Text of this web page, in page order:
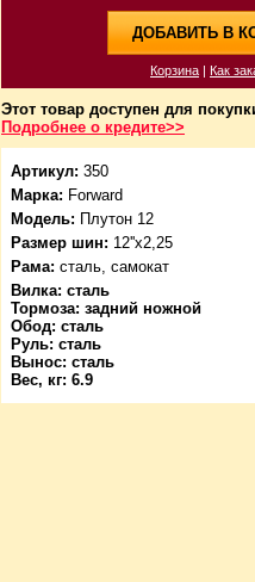
Корзина | Как
Этот товар доступен для
Подробнее о кредите>>
Артикул: 350
Марка: Forward
Модель: Плутон 12
Размер шин: 12''x2,25
Рама: сталь, самокат
Вилка: сталь
Тормоза: задний ножной
Обод: сталь
Руль: сталь
Вынос: сталь
Вес, кг: 6.9